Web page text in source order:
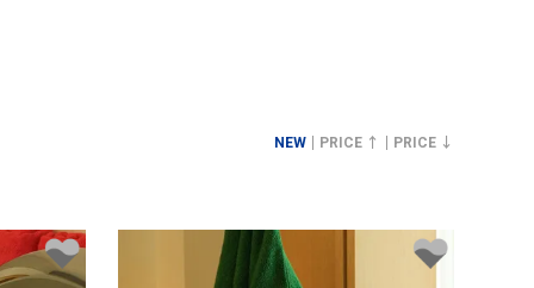
NEW PRICE ↑ PRICE ↓